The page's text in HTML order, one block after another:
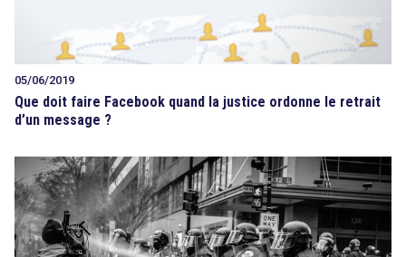
05/06/2019
Que doit faire Facebook quand la justice ordonne le retrait
d’un message ?